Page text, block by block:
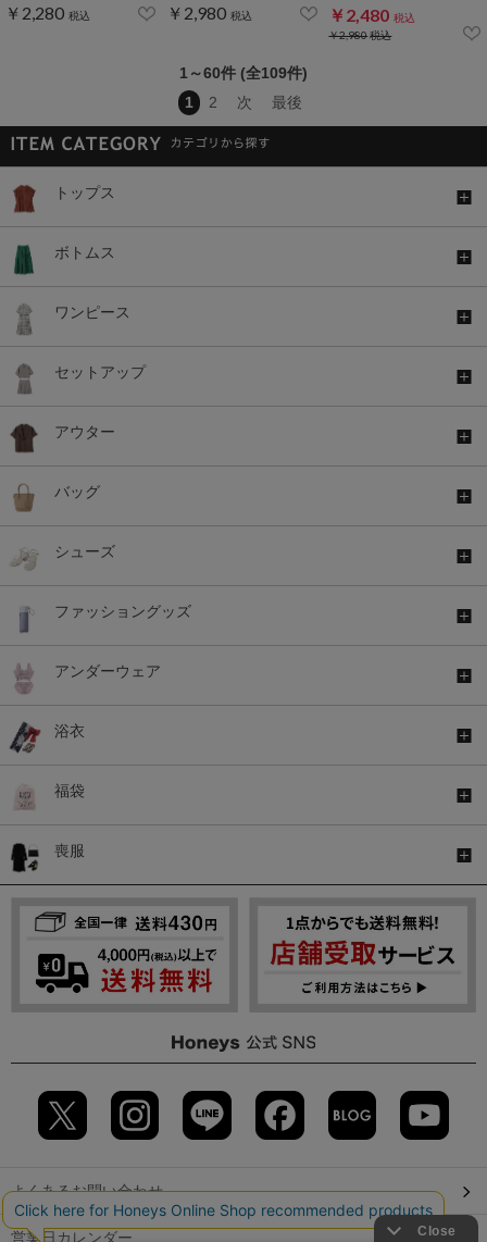
￥2,280 税込 ￥2,980 税込 ￥2,480 税込
￥2,980税込
1～60件 (全109件)
1
2 次 最後
トップス
ボトムス
ワンピース
セットアップ
アウター
バッグ
シューズ
ファッショングッズ
アンダーウェア
浴衣
福袋
喪服
よくあるお問い合わせ
営業日カレンダー